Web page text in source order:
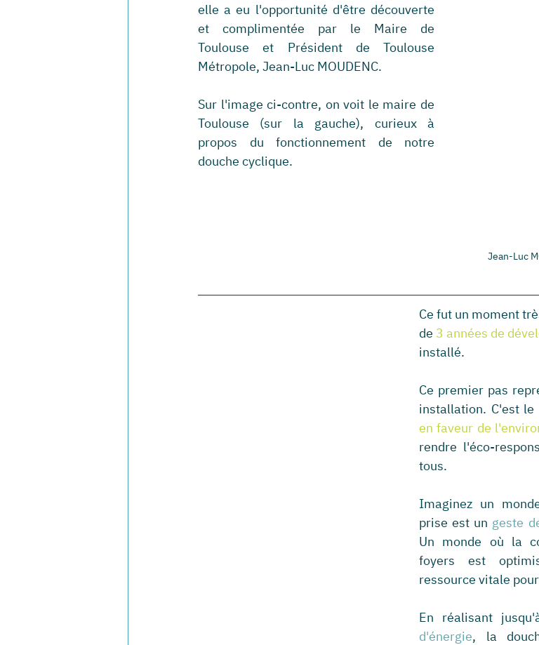
Jean-Luc
elle a eu l'opportunité d'être découverte
et complimentée par le Maire de
Toulouse et Président de Toulouse
Métropole, Jean-Luc MOUDENC.
Sur l'image ci-contre, on voit le maire de
Toulouse (sur la gauche), curieux à
propos du fonctionnement de notre
douche cyclique.
Ce fut un moment
de 3 années de
installé.
Ce premier pas
installation. C'est le
en faveur de
rendre l'éco-
tous.
Imaginez un
prise est un geste
Un monde où la
foyers est
ressource vitale
En réalisant
d'énergie, la